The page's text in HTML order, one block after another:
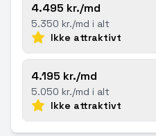
4.495 kr./md
5.350 kr./md i alt
Ikke attraktivt
4.195 kr./md
5.050 kr./md i alt
Ikke attraktivt